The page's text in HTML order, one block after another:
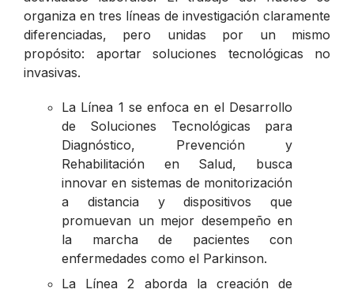
organiza en tres líneas de investigación claramente
diferenciadas, pero unidas por un mismo
propósito: aportar soluciones tecnológicas no
invasivas.
La Línea 1 se enfoca en el Desarrollo
de Soluciones Tecnológicas para
Diagnóstico, Prevención y
Rehabilitación en Salud, busca
innovar en sistemas de monitorización
a distancia y dispositivos que
promuevan un mejor desempeño en
la marcha de pacientes con
enfermedades como el Parkinson.
La Línea 2 aborda la creación de